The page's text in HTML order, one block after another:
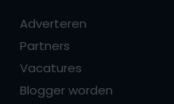
Adverteren
Partners
Vacatures
Blogger worden